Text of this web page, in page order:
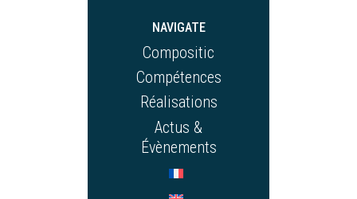
NAVIGATE
Compositic
Compétences
Réalisations
Actus &
Évènements